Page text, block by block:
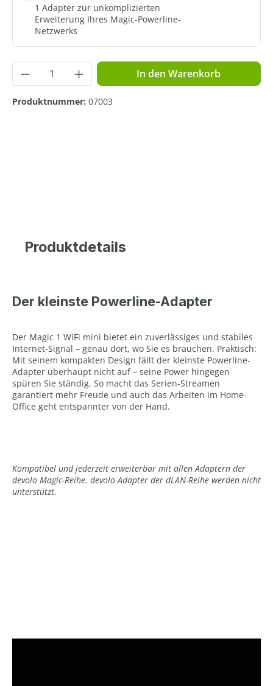
1 Adapter zur unkomplizierten
Erweiterung Ihres Magic-Powerline-
Netzwerks
Produkt Anzahl: Gib den gewünschten
In den Warenkorb
Produktnummer: 07003
Produktdetails
Der kleinste Powerline-Adapter
Der Magic 1 WiFi mini bietet ein zuverlässiges und stabiles
Internet-Signal – genau dort, wo Sie es brauchen. Praktisch:
Mit seinem kompakten Design fällt der kleinste Powerline-
Adapter überhaupt nicht auf – seine Power hingegen
spüren Sie ständig. So macht das Serien-Streamen
garantiert mehr Freude und auch das Arbeiten im Home-
Office geht entspannter von der Hand.
Kompatibel und jederzeit erweiterbar mit allen Adaptern der
devolo Magic-Reihe. devolo Adapter der dLAN-Reihe werden nicht
unterstützt.